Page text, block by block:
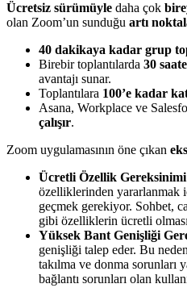
Ücretsiz sürümüyle daha çok
olan Zoom’un sunduğu artı
40 dakikaya kadar grup
Birebir toplantılarda 30
avantajı sunar.
Toplantılara 100’e kadar
Asana, Workplace ve
çalışır.
Zoom uygulamasının öne çıkan
Ücretli Özellik Gereksinimi
özelliklerinden yararlanmak
geçmek gerekiyor. Sohbet,
gibi özelliklerin ücretli
Yüksek Bant Genişliği
genişliği talep eder. Bu
takılma ve donma sorunları
bağlantı sorunları olan